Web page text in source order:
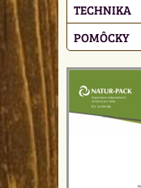
TECHNIKA
POMÔCKY